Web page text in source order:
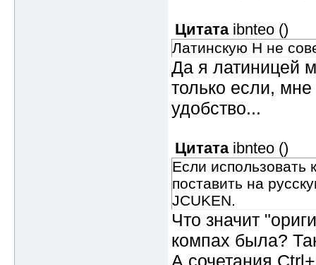
Цитата ibnteo ()
Латинскую H не
Да я латиницей
только если,
удобство...
Цитата ibnteo ()
Если использовать
поставить на
JCUKEN.
Что значит
компах была?
А сочетания